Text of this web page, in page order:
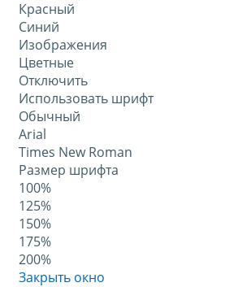
Красный
Синий
Изображения
Цветные
Отключить
Использовать шрифт
Обычный
Arial
Times New Roman
Размер шрифта
100%
125%
150%
175%
200%
Закрыть окно